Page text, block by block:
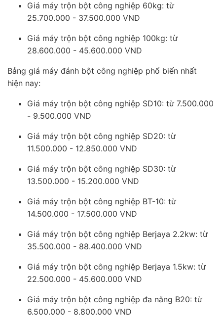
Giá máy trộn bột công nghiệp 60kg: từ
25.700.000 - 37.500.000 VND
Giá máy trộn bột công nghiệp 100kg: từ
28.600.000 - 45.600.000 VND
Bảng giá máy đánh bột công nghiệp phổ biến nhất
hiện nay:
Giá máy trộn bột công nghiệp SD10: từ 7.500.000
- 9.500.000 VND
Giá máy trộn bột công nghiệp SD20: từ
11.500.000 - 12.850.000 VND
Giá máy trộn bột công nghiệp SD30: từ
13.500.000 - 15.200.000 VND
Giá máy trộn bột công nghiệp BT-10: từ
14.500.000 - 17.500.000 VND
Giá máy trộn bột công nghiệp Berjaya 2.2kw: từ
35.500.000 - 88.400.000 VND
Giá máy trộn bột công nghiệp Berjaya 1.5kw: từ
22.500.000 - 45.600.000 VND
Giá máy trộn bột công nghiệp đa năng B20: từ
6.500.000 - 8.800.000 VND